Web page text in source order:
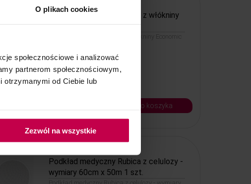
O plikach cookies
społecznościowe i analizować
partnerom społecznościowym,
otrzymanymi od Ciebie lub
Zezwól na wszystkie
Podkład medyczny Rubica z włókniny
do koszyka
Podkład medyczny Rubica z celulozy -
wymiary 60cm x 50m 1 szt.